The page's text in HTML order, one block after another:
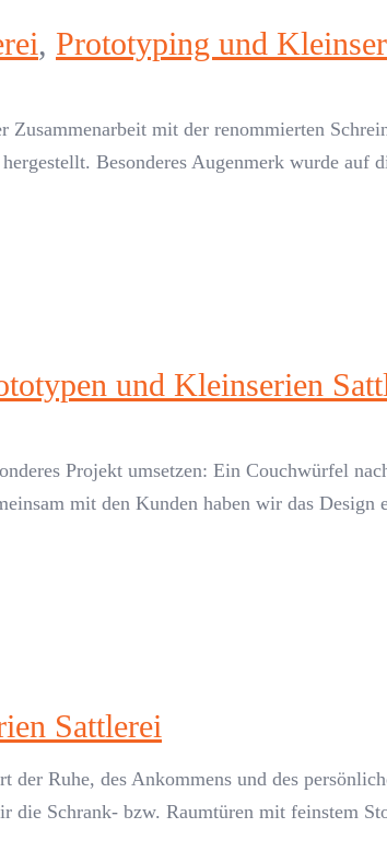
, Prototyping und
mit der renommierten
Besonderes Augenmerk wurde auf
und Kleinserien
Projekt umsetzen: Ein Couchwürfel
mit den Kunden haben wir das Design
Sattlerei
Ruhe, des Ankommens und des
die Schrank- bzw. Raumtüren mit feinstem